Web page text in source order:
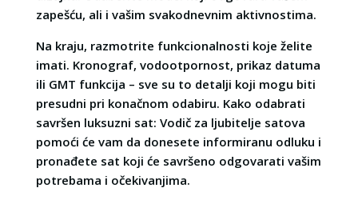
zapešću, ali i vašim svakodnevnim aktivnostima.
Na kraju, razmotrite funkcionalnosti koje želite
imati. Kronograf, vodootpornost, prikaz datuma
ili GMT funkcija – sve su to detalji koji mogu biti
presudni pri konačnom odabiru. Kako odabrati
savršen luksuzni sat: Vodič za ljubitelje satova
pomoći će vam da donesete informiranu odluku i
pronađete sat koji će savršeno odgovarati vašim
potrebama i očekivanjima.